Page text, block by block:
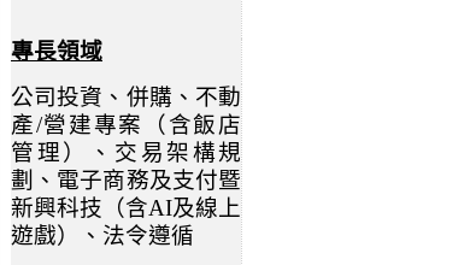
專長領域
公司投資、併購、不動
產/營建專案（含飯店
管理）、交易架構規
劃、電子商務及支付暨
新興科技（含AI及線上
遊戲）、法令遵循